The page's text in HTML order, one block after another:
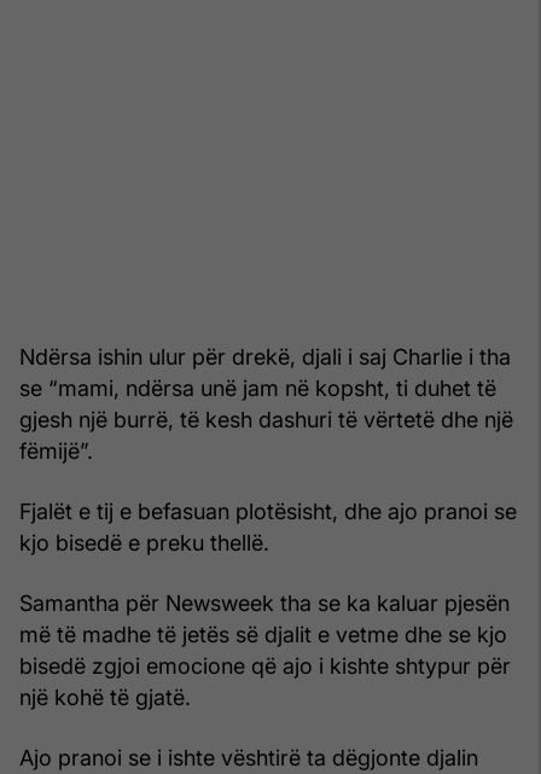
Ndërsa ishin ulur për drekë, djali i saj Charlie i tha
se “mami, ndërsa unë jam në kopsht, ti duhet të
gjesh një burrë, të kesh dashuri të vërtetë dhe një
fëmijë”.
Fjalët e tij e befasuan plotësisht, dhe ajo pranoi se
kjo bisedë e preku thellë.
Samantha për Newsweek tha se ka kaluar pjesën
më të madhe të jetës së djalit e vetme dhe se kjo
bisedë zgjoi emocione që ajo i kishte shtypur për
një kohë të gjatë.
Ajo pranoi se i ishte vështirë ta dëgjonte djalin